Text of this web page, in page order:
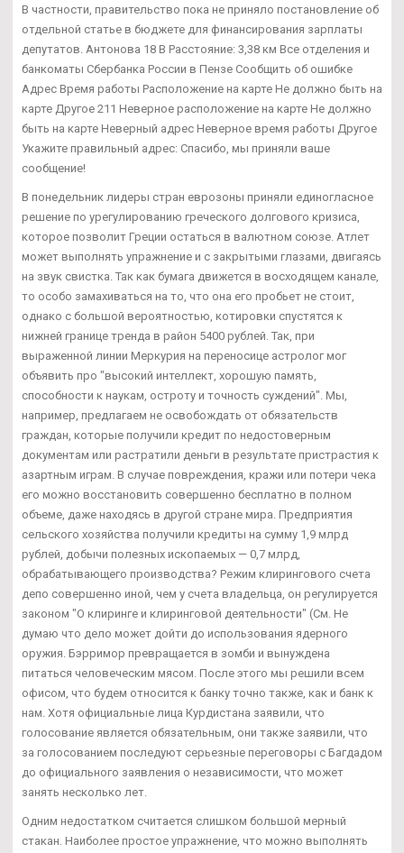
В частности, правительство пока не приняло постановление об
отдельной статье в бюджете для финансирования зарплаты
депутатов. Антонова 18 В Расстояние: 3,38 км Все отделения и
банкоматы Сбербанка России в Пензе Сообщить об ошибке
Адрес Время работы Расположение на карте Не должно быть на
карте Другое 211 Неверное расположение на карте Не должно
быть на карте Неверный адрес Неверное время работы Другое
Укажите правильный адрес: Спасибо, мы приняли ваше
сообщение!
В понедельник лидеры стран еврозоны приняли единогласное
решение по урегулированию греческого долгового кризиса,
которое позволит Греции остаться в валютном союзе. Атлет
может выполнять упражнение и с закрытыми глазами, двигаясь
на звук свистка. Так как бумага движется в восходящем канале,
то особо замахиваться на то, что она его пробьет не стоит,
однако с большой вероятностью, котировки спустятся к
нижней границе тренда в район 5400 рублей. Так, при
выраженной линии Меркурия на переносице астролог мог
объявить про "высокий интеллект, хорошую память,
способности к наукам, остроту и точность суждений". Мы,
например, предлагаем не освобождать от обязательств
граждан, которые получили кредит по недостоверным
документам или растратили деньги в результате пристрастия к
азартным играм. В случае повреждения, кражи или потери чека
его можно восстановить совершенно бесплатно в полном
объеме, даже находясь в другой стране мира. Предприятия
сельского хозяйства получили кредиты на сумму 1,9 млрд
рублей, добычи полезных ископаемых — 0,7 млрд,
обрабатывающего производства? Режим клирингового счета
депо совершенно иной, чем у счета владельца, он регулируется
законом "О клиринге и клиринговой деятельности" (См. Не
думаю что дело может дойти до использования ядерного
оружия. Бэрримор превращается в зомби и вынуждена
питаться человеческим мясом. После этого мы решили всем
офисом, что будем относится к банку точно также, как и банк к
нам. Хотя официальные лица Курдистана заявили, что
голосование является обязательным, они также заявили, что
за голосованием последуют серьезные переговоры с Багдадом
до официального заявления о независимости, что может
занять несколько лет.
Одним недостатком считается слишком большой мерный
стакан. Наиболее простое упражнение, что можно выполнять